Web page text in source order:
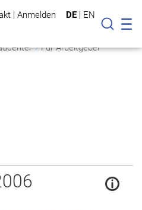
| Anmelden DE | EN
Suche
Für Arbeitgeber